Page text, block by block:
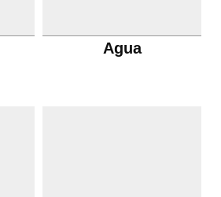
Agua